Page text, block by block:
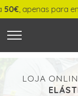
O QUE
, apenas para
LOJA